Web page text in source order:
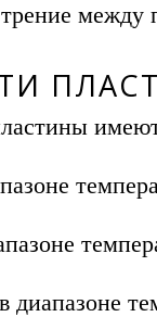
между